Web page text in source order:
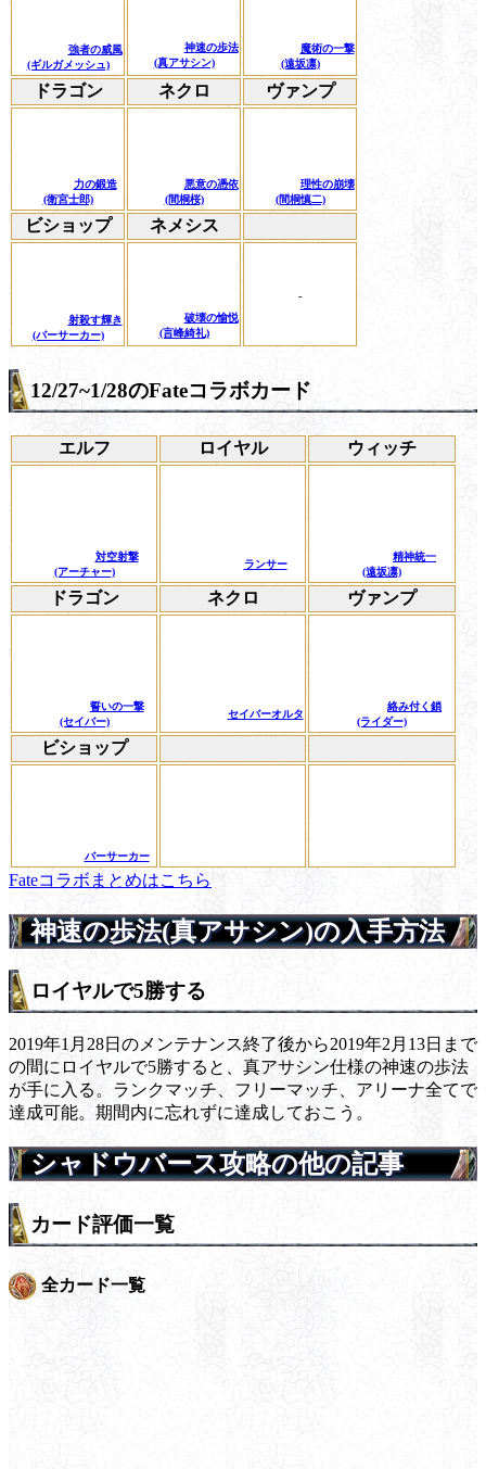
強者の威風
(ギルガメッシュ)
神速の歩法
(真アサシン)
魔術の一撃
(遠坂凛)
ドラゴン ネクロ ヴァンプ
力の鍛造
(衛宮士郎)
悪意の憑依
(間桐桜)
理性の崩壊
(間桐慎二)
ビショップ ネメシス
射殺す輝き
(バーサーカー)
破壊の愉悦
(言峰綺礼)
-
12/27~1/28のFateコラボカード
エルフ ロイヤル ウィッチ
対空射撃
(アーチャー)
ランサー
精神統一
(遠坂凛)
ドラゴン ネクロ ヴァンプ
誓いの一撃
(セイバー)
セイバーオルタ
絡み付く鎖
(ライダー)
ビショップ
バーサーカー
Fateコラボまとめはこちら
神速の歩法(真アサシン)の入手方法
ロイヤルで5勝する
2019年1月28日のメンテナンス終了後から2019年2月13日まで
の間にロイヤルで5勝すると、真アサシン仕様の神速の歩法
が手に入る。ランクマッチ、フリーマッチ、アリーナ全てで
達成可能。期間内に忘れずに達成しておこう。
シャドウバース攻略の他の記事
カード評価一覧
全カード一覧